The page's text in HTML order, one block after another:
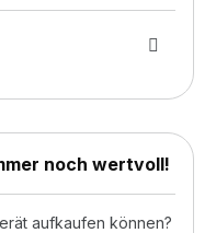
noch wertvoll!
aufkaufen können?